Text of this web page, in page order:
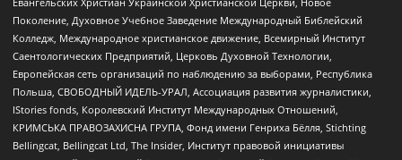
Поколение, Духовное Учебное Заведение Международный Библейский
Колледж, Международное христианское движение, Всемирный Институт
Саентологических Предприятий, Церковь Духовной Технологии,
Европейская сеть организаций по наблюдению за выборами, Республика
Польша, СВОБОДНЫЙ ИДЕЛЬ-УРАЛ, Ассоциация развития журналистики,
IStories fonds, Королевский Институт Международных Отношений,
КРИМСЬКА ПРАВОЗАХИСНА ГРУПА, Фонд имени Генриха Бёлля, Stichting
Bellingcat, Bellingcat Ltd, The Insider, Институт правовой инициативы